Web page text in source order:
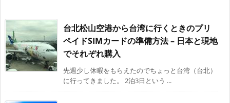
台北松山空港から台湾に行くときのプリ
ペイドSIMカードの準備方法 – 日本と現地
でそれぞれ購入
先週少し休暇をもらえたのでちょっと台湾（台北）
に行ってきました。 2泊3日という ...